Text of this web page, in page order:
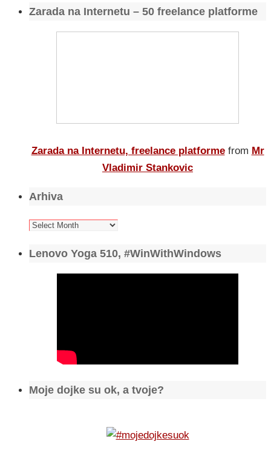
Zarada na Internetu – 50 freelance platforme
Zarada na Internetu, freelance platforme from Mr
Vladimir Stankovic
Arhiva
Arhiva
Lenovo Yoga 510, #WinWithWindows
Moje dojke su ok, a tvoje?